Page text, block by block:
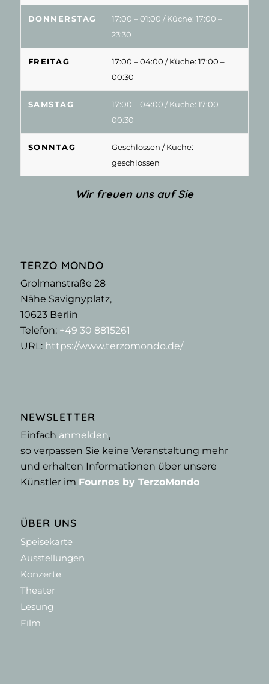
DONNERSTAG 17:00 – 01:00 / Küche: 17:00 –
23:30
FREITAG 17:00 – 04:00 / Küche: 17:00 –
00:30
SAMSTAG 17:00 – 04:00 / Küche: 17:00 –
00:30
SONNTAG Geschlossen / Küche:
geschlossen
Wir freuen uns auf Sie
TERZO MONDO
Grolmanstraße 28
Nähe Savignyplatz,
10623Berlin
Telefon: +49 30 8815261
URL: https://www.terzomondo.de/
NEWSLETTER
Einfach anmelden,
so verpassen Sie keine Veranstaltung mehr
und erhalten Informationen über unsere
Künstler im Fournos by TerzoMondo
ÜBER UNS
Speisekarte
Ausstellungen
Konzerte
Theater
Lesung
Film